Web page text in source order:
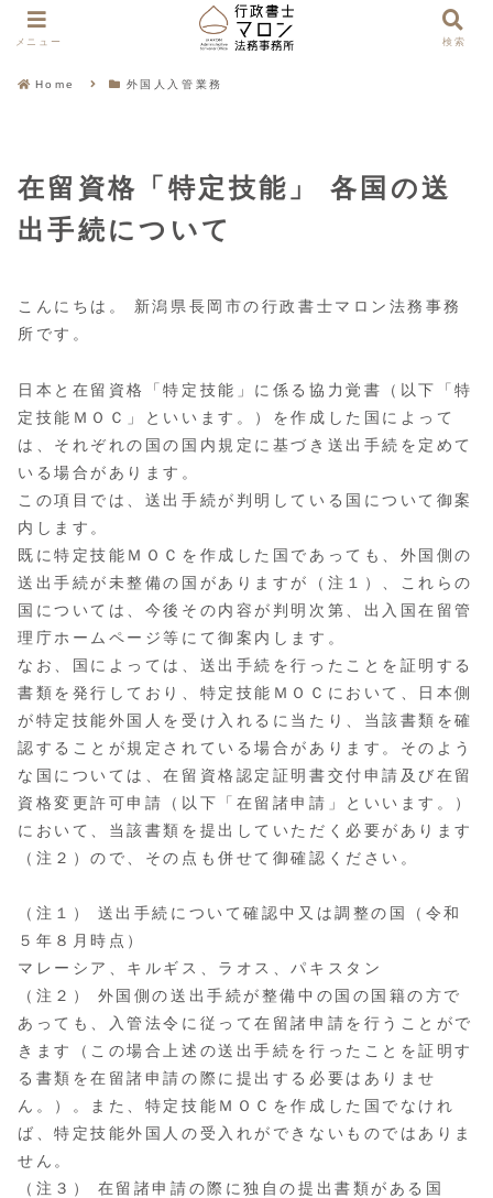
Home 外国人入管業務
在留資格「特定技能」 各国の送
出手続について
こんにちは。 新潟県長岡市の行政書士マロン法務事務
所です。
日本と在留資格「特定技能」に係る協力覚書（以下「特
定技能ＭＯＣ」といいます。）を作成した国によって
は、それぞれの国の国内規定に基づき送出手続を定めて
いる場合があります。
この項目では、送出手続が判明している国について御案
内します。
既に特定技能ＭＯＣを作成した国であっても、外国側の
送出手続が未整備の国がありますが（注１）、これらの
国については、今後その内容が判明次第、出入国在留管
理庁ホームページ等にて御案内します。
なお、国によっては、送出手続を行ったことを証明する
書類を発行しており、特定技能ＭＯＣにおいて、日本側
が特定技能外国人を受け入れるに当たり、当該書類を確
認することが規定されている場合があります。そのよう
な国については、在留資格認定証明書交付申請及び在留
資格変更許可申請（以下「在留諸申請」といいます。）
において、当該書類を提出していただく必要があります
（注２）ので、その点も併せて御確認ください。
（注１） 送出手続について確認中又は調整の国（令和
５年８月時点）
マレーシア、キルギス、ラオス、パキスタン
（注２） 外国側の送出手続が整備中の国の国籍の方で
あっても、入管法令に従って在留諸申請を行うことがで
きます（この場合上述の送出手続を行ったことを証明す
る書類を在留諸申請の際に提出する必要はありませ
ん。）。また、特定技能ＭＯＣを作成した国でなけれ
ば、特定技能外国人の受入れができないものではありま
せん。
（注３） 在留諸申請の際に独自の提出書類がある国
メニュー 検索